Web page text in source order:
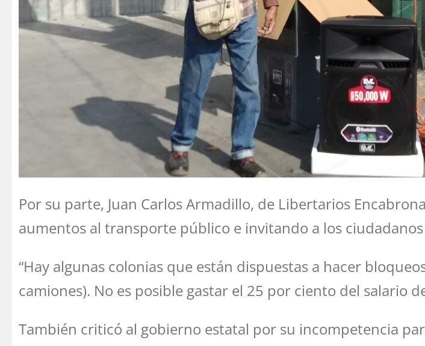
Por su parte, Juan Carlos Armadillo, de Libertarios
aumentos al transporte público e invitando a los
“Hay algunas colonias que están dispuestas a hacer
camiones). No es posible gastar el 25 por ciento del salario
También criticó al gobierno estatal por su incompetencia